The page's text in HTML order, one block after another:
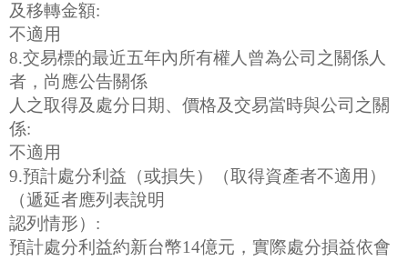
及移轉金額:
不適用
8.交易標的最近五年內所有權人曾為公司之關係人
者，尚應公告關係
人之取得及處分日期、價格及交易當時與公司之關
係:
不適用
9.預計處分利益（或損失）（取得資產者不適用）
（遞延者應列表說明
認列情形）:
預計處分利益約新台幣14億元，實際處分損益依會